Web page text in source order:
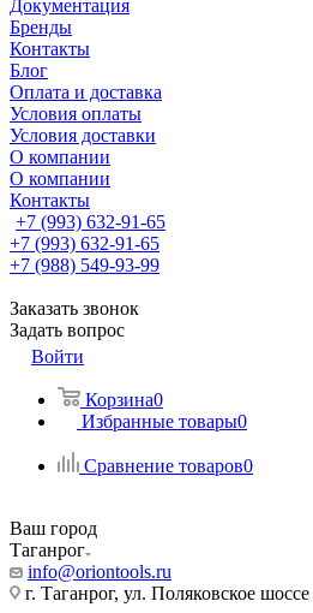
Документация
Бренды
Контакты
Блог
Оплата и доставка
Условия оплаты
Условия доставки
О компании
О компании
Контакты
+7 (993) 632-91-65
+7 (993) 632-91-65
+7 (988) 549-93-99
Заказать звонок
Задать вопрос
Войти
Корзина0
Избранные товары0
Сравнение товаров0
Ваш город
Таганрог
info@oriontools.ru
г. Таганрог, ул. Поляковское